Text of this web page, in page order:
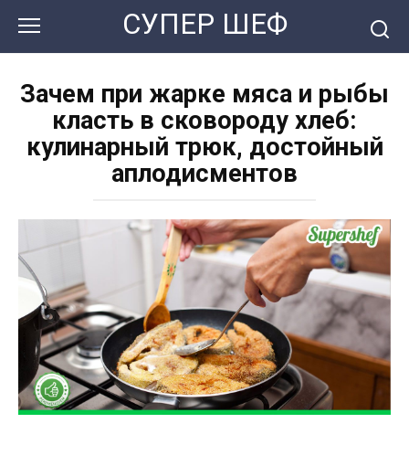
контенту
СУПЕР ШЕФ
Зачем при жарке мяса и рыбы
класть в сковороду хлеб:
кулинарный трюк, достойный
аплодисментов